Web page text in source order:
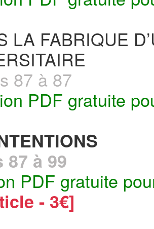
LA FABRIQUE
87 à 87
PDF gratuite
87 à 99
PDF gratuite
- 3€]